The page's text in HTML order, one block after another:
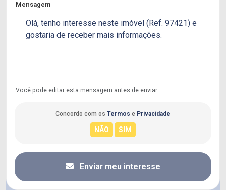
Mensagem
Você pode editar esta mensagem antes de enviar.
Concordo com os Termos e Privacidade
Enviar meu interesse